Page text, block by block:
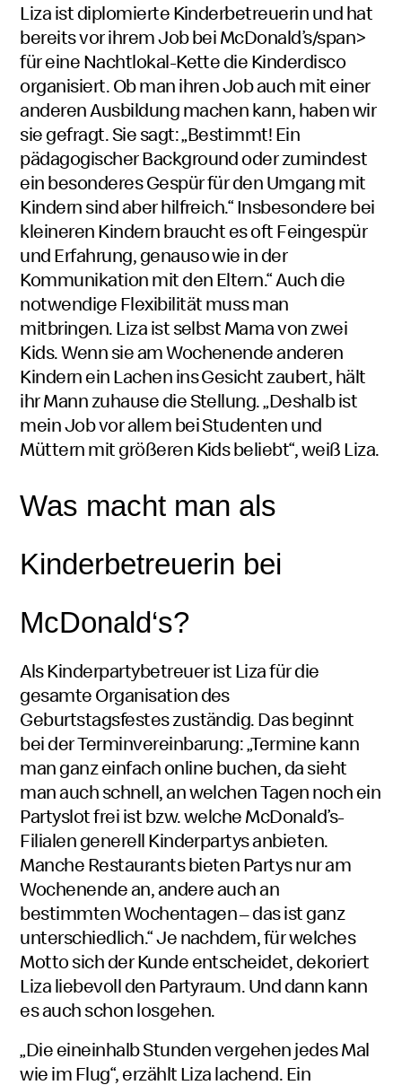
Liza ist diplomierte Kinderbetreuerin und hat
bereits vor ihrem Job beiMcDonald’s/span>
für eine Nachtlokal-Kette die Kinderdisco
organisiert. Ob man ihren Job auch mit einer
anderen Ausbildung machen kann, haben wir
sie gefragt. Sie sagt: „Bestimmt! Ein
pädagogischerBackgroundoder zumindest
ein besonderes Gespür für den Umgang mit
Kindern sind aber hilfreich.“ Insbesondere bei
kleineren Kindern braucht es oft Feingespür
und Erfahrung, genauso wie in der
Kommunikation mit den Eltern.“ Auch die
notwendige Flexibilität muss man
mitbringen. Liza ist selbst Mama von zwei
Kids. Wenn sie am Wochenende anderen
Kindern ein Lachen ins Gesicht zaubert, hält
ihr Mann zuhause die Stellung. „Deshalb ist
mein Job vor allem bei Studenten und
Müttern mit größerenKidsbeliebt“, weiß Liza.
Was macht man als
Kinderbetreuerin bei
McDonald‘s?
Als Kinderpartybetreuer ist Liza für die
gesamte Organisation des
Geburtstagsfestes zuständig. Das beginnt
bei der Terminvereinbarung: „Termine kann
man ganz einfach online buchen, da sieht
man auch schnell, an welchen Tagen noch ein
Partyslotfrei ist bzw. welcheMcDonald’s-
Filialen generell Kinderpartys anbieten.
Manche Restaurants bieten Partys nur am
Wochenende an, andere auch an
bestimmten Wochentagen – das ist ganz
unterschiedlich.“ Je nachdem, für welches
Motto sich der Kunde entscheidet, dekoriert
Liza liebevoll den Partyraum. Und dann kann
es auch schon losgehen.
„Die eineinhalb Stunden vergehen jedes Mal
wie im Flug“, erzählt Liza lachend. Ein